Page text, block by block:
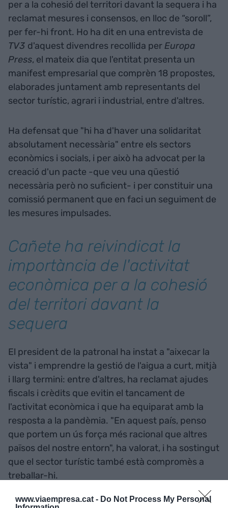
www.viaempresa.cat - Do Not Process My Personal
per a la cohesió del territori davant la sequera i ha
reclamat mesures i consensos, en lloc de “soroll”,
per fer-hi front. Ho ha dit en una entrevista de
TV3 d'aquest divendres recollida perEuropa
Press, el mateix dia que l'entitat presenta un
manifest empresarial que comprèn 18 propostes,
elaborades juntament amb representants del
sector turístic, agrari i industrial, entre d'altres.
Ha defensat que "hi ha d'haver una solidaritat
absolutament necessària" entre els sectors
econòmics i socials, i per això ha advocat per la
creació d'un pacte -que veu una qüestió
necessària però no suficient- i per constituir una
comissió permanent que en faci un seguiment de
les mesures impulsades.
Cañete ha reivindicat la
importància de l'activitat
econòmica per a la cohesió
del territori davant la
sequera
El president de la patronal ha instat a "aixecar la
vista" i emprendre la gestió de l'aigua a curt, mitjà
i llarg termini: entre d'altres, ha reclamat ajudes
fiscals i crèdits que evitin el tancament de
l'activitat econòmica i que ha equiparat amb la
resposta a la pandèmia. "En aquest país, penso
que portem un ús força més racional que altres
països del nostre entorn", ha valorat, i ha sostingut
que el sector turístic també està compromès a
treballar-hi.